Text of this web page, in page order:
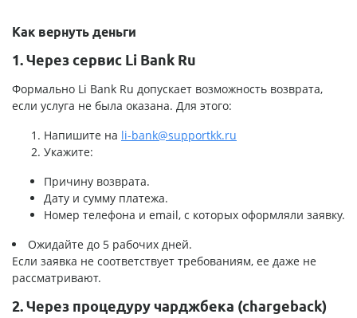
Как вернуть деньги
1. Через сервис Li Bank Ru
Формально Li Bank Ru допускает возможность возврата,
если услуга не была оказана. Для этого:
Напишите на li-bank@supportkk.ru
Укажите:
Причину возврата.
Дату и сумму платежа.
Номер телефона и email, с которых оформляли заявку.
Ожидайте до 5 рабочих дней.
Если заявка не соответствует требованиям, ее даже не
рассматривают.
2. Через процедуру чарджбека (chargeback)